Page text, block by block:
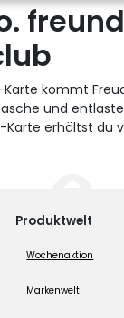
kommt
und
erhältst du
Produktwelt
Wochenaktion
Markenwelt